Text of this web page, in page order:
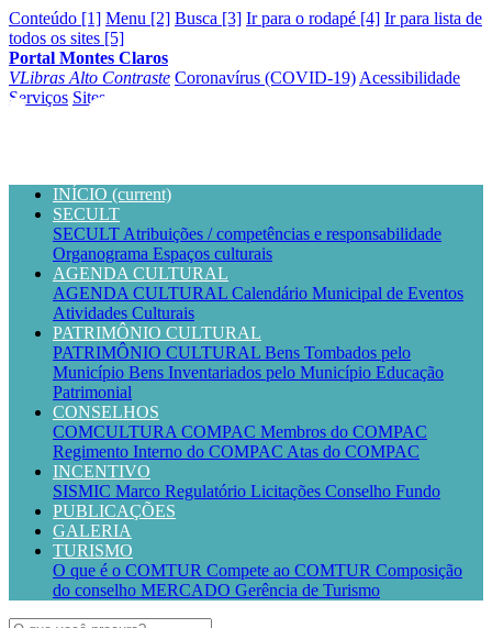
Conteúdo [1] Menu [2] Busca [3] Ir para o rodapé [4] Ir para lista de
todos os sites [5]
Portal Montes Claros
VLibras Alto Contraste Coronavírus (COVID-19) Acessibilidade
Serviços Sites
INÍCIO (current)
SECULT
SECULT Atribuições / competências e responsabilidade
Organograma Espaços culturais
AGENDA CULTURAL
AGENDA CULTURAL Calendário Municipal de Eventos
Atividades Culturais
PATRIMÔNIO CULTURAL
PATRIMÔNIO CULTURAL Bens Tombados pelo
Município Bens Inventariados pelo Município Educação
Patrimonial
CONSELHOS
COMCULTURA COMPAC Membros do COMPAC
Regimento Interno do COMPAC Atas do COMPAC
INCENTIVO
SISMIC Marco Regulatório Licitações Conselho Fundo
PUBLICAÇÕES
GALERIA
TURISMO
O que é o COMTUR Compete ao COMTUR Composição
do conselho MERCADO Gerência de Turismo